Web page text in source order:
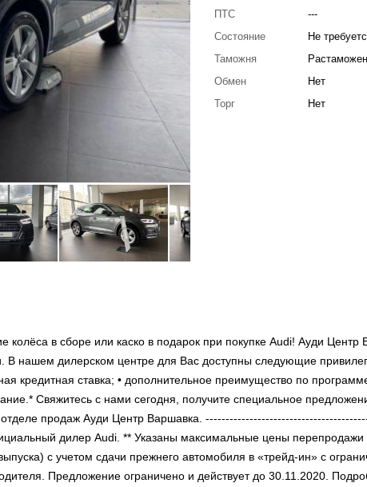
ПТС
---
Состояние
Не
Таможня
Растаможен
Обмен
Нет
Торг
Нет
в сборе или каско в подарок при покупке Audi! Ауди Центр
В нашем дилерском центре для Вас доступны следующие
кредитная ставка; • дополнительное преимущество по
Свяжитесь с нами сегодня, получите специальное
продаж Ауди Центр Варшавка.
дилер Audi. ** Указаны максимальные цены перепродажи
с учетом сдачи прежнего автомобиля в «трейд-ин» с
Предложение ограничено и действует до 30.11.2020.